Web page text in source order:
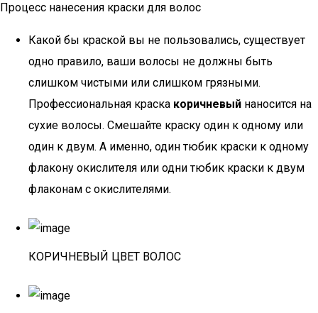
Процесс нанесения краски для волос
Какой бы краской вы не пользовались, существует
одно правило, ваши волосы не должны быть
слишком чистыми или слишком грязными.
Профессиональная краска коричневый наносится на
сухие волосы. Смешайте краску один к одному или
один к двум. А именно, один тюбик краски к одному
флакону окислителя или одни тюбик краски к двум
флаконам с окислителями.
КОРИЧНЕВЫЙ ЦВЕТ ВОЛОС